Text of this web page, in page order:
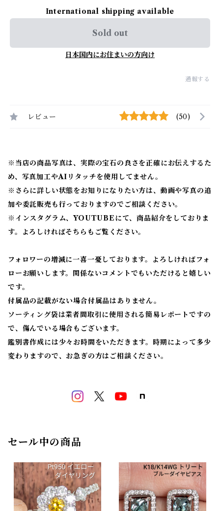
International shipping available
Sold out
日本国内にお住まいの方向け
通報する
レビュー (50)
※当店の商品写真は、実際の宝石の良さを正確にお伝えするた
め、写真加工やAIリタッチを使用してません。
※ さらに詳しい状態をお知りになりたい方は、動画や写真の追
加や委託販売も行っておりますのでご相談ください。
※ インスタグラム、YOUTUBEにて、商品紹介をしておりま
す。よろしければそちらもご覧ください。
フォロワーの増減に一喜一憂しております。よろしければフォ
ローお願いします。関係ないコメントでもいただけると嬉しい
です。
付属品の記載がない場合付属品はありません。
ソーティング袋は業者間取引に使用される簡易レポートですの
で、傷んでいる場合もございます。
鑑別書作成には少々お時間をいただきます。時期によって多少
変わりますので、お急ぎの方はご相談ください。
セール中の商品